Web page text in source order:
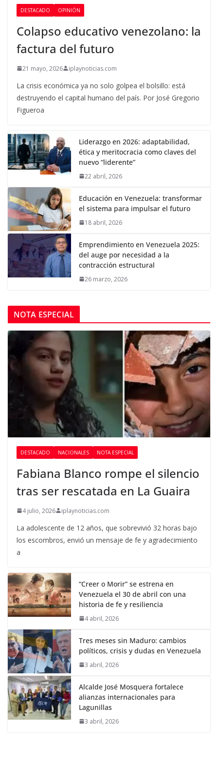
DESTACADO OPINIÓN
Colapso educativo venezolano: la
factura del futuro
21 mayo, 2026 iplaynoticias.com
La crisis económica ya no solo golpea el bolsillo: está
destruyendo el capital humano del país. Por José Gregorio
Figueroa
Liderazgo en 2026: adaptabilidad,
ética y meritocracia como claves del
nuevo “liderente”
22 abril, 2026
Educación en Venezuela: transformar
el sistema para impulsar el futuro
18 abril, 2026
Emprendimiento en Venezuela 2025:
del auge por necesidad a la
contracción estructural
26 marzo, 2026
NOTA ESPECIAL
DESTACADO NACIONALES NOTA ESPECIAL
Fabiana Blanco rompe el silencio
tras ser rescatada en La Guaira
4 julio, 2026 iplaynoticias.com
La adolescente de 12 años, que sobrevivió 32 horas bajo
los escombros, envió un mensaje de fe y agradecimiento
a
“Creer o Morir” se estrena en
Venezuela el 30 de abril con una
historia de fe y resiliencia
4 abril, 2026
Tres meses sin Maduro: cambios
políticos, crisis y dudas en Venezuela
3 abril, 2026
Alcalde José Mosquera fortalece
alianzas internacionales para
Lagunillas
3 abril, 2026